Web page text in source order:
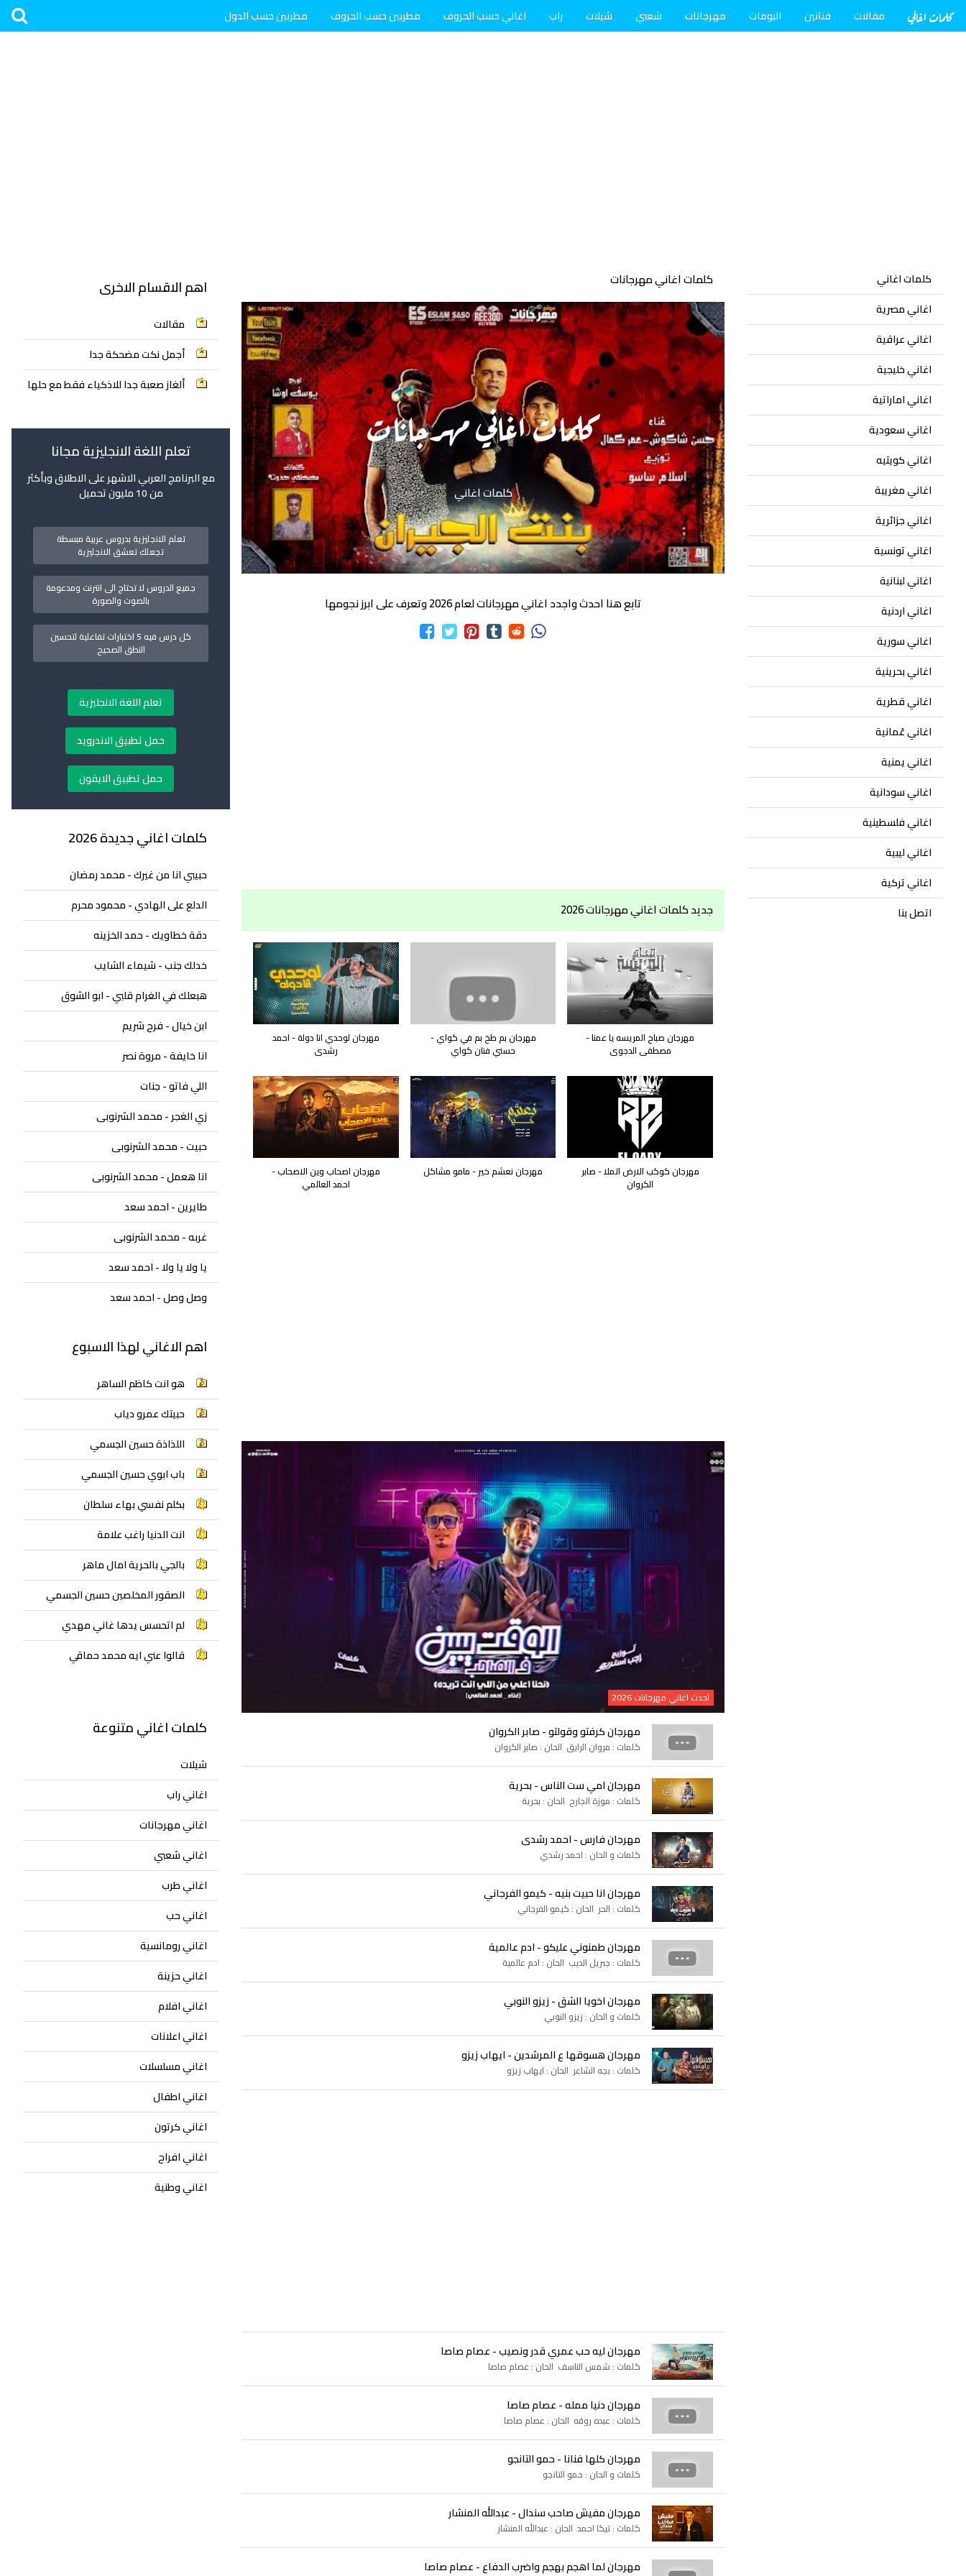
كلمات اغاني مقالات فنانين البومات مهرجانات شعبي شيلات راب اغاني حسب الحروف مطربين حسب الحروف مطربين حسب الدول
كلمات اغاني
اغاني مصرية
اغاني عراقية
اغاني خليجية
اغاني اماراتية
اغاني سعودية
اغاني كويتيه
اغاني مغريبة
اغاني جزائرية
اغاني تونسية
اغاني لبنانية
اغاني اردنية
اغاني سورية
اغاني بحرينية
اغاني قطرية
اغاني عُمانية
اغاني يمنية
اغاني سودانية
اغاني فلسطينية
اغاني ليبية
اغاني تركية
اتصل بنا
كلمات اغاني مهرجانات
كلمات اغاني مهرجانات
كلمات اغاني
تابع هنا احدث واجدد اغاني مهرجانات لعام 2026 وتعرف على ابرز نجومها
جديد كلمات اغاني مهرجانات 2026
مهرجان صباح المريسه يا عمنا -
مصطفى الدجوى
مهرجان بم طخ بم في كواي -
حسني فنان كواي
مهرجان لوحدي انا دولة - احمد
رشدى
مهرجان كوكب الارض اتملا - صابر
الكروان
مهرجان نعشم خير - مامو مشاكل مهرجان اصحاب وين الاصحاب -
احمد العالمي
احدث اغاني مهرجانات 2026
مهرجان كرفتو وقولتو - صابر الكروان
كلمات : مروان الرايق الحان : صابر الكروان
مهرجان امي ست الناس - بحرية
كلمات : موزة الجارح الحان : بحرية
مهرجان فارس - احمد رشدى
كلمات و الحان : احمد رشدي
مهرجان انا حبيت بنيه - كيمو الفرجاني
كلمات : الحر الحان : كيمو الفرجاني
مهرجان طمنوني عليكو - ادم عالمية
كلمات : جبريل الديب الحان : ادم عالمية
مهرجان اخويا الشق - زيزو النوبي
كلمات و الحان : زيزو النوبي
مهرجان هسوقها ع المرشدين - ايهاب زيزو
كلمات : بجه الشاعر الحان : ايهاب زيزو
مهرجان ليه حب عمري قدر ونصيب - عصام صاصا
كلمات : شمس الناسف الحان : عصام صاصا
مهرجان دنيا ممله - عصام صاصا
كلمات : عبده روقه الحان : عصام صاصا
مهرجان كلها فنانا - حمو التانجو
كلمات و الحان : حمو التانجو
مهرجان مفيش صاحب سندال - عبدالله المنشار
كلمات : تيكا احمد الحان : عبدالله المنشار
مهرجان لما اهجم بهجم واضرب الدفاع - عصام صاصا
اهم الاقسام الاخرى
مقالات
أجمل نكت مضحكة جدا
ألغاز صعبة جدا للاذكياء فقط مع حلها
تعلم اللغة الانجليزية مجانا
مع البرنامج العربي الاشهر على الاطلاق وبأكثر
من 10 مليون تحميل
تعلم الانجليزية بدروس عربية مبسطة
تجعلك تعشق الانجليزية
جميع الدروس لا تحتاج الى انترنت ومدعومة
بالصوت والصورة
كل درس فيه 5 اختبارات تفاعلية لتحسين
النطق الصحيح
تعلم اللغة الانجليزية
حمل تطبيق الاندرويد
حمل تطبيق الايفون
كلمات اغاني جديدة 2026
حبيبي انا من غيرك - محمد رمضان
الدلع على الهادي - محمود محرم
دقة خطاويك - حمد الخزينه
خدلك جنب - شيماء الشايب
هبعلك في الغرام قلبي - ابو الشوق
ابن خيال - فرح شريم
انا خايفة - مروة نصر
اللي فاتو - جنات
زي الغجر - محمد الشرنوبى
حبيت - محمد الشرنوبى
انا هعمل - محمد الشرنوبى
طايرين - احمد سعد
غربه - محمد الشرنوبى
يا ولا يا ولا - احمد سعد
وصل وصل - احمد سعد
اهم الاغاني لهذا الاسبوع
هو انت كاظم الساهر
حبيتك عمرو دياب
اللذاذة حسين الجسمي
باب ابوي حسين الجسمي
بكلم نفسي بهاء سلطان
انت الدنيا راغب علامة
بالجي بالحرية امال ماهر
الصقور المخلصين حسين الجسمي
لم اتحسس يدها غاني مهدي
قالوا عني ايه محمد حماقي
كلمات اغاني متنوعة
شيلات
اغاني راب
اغاني مهرجانات
اغاني شعبي
اغاني طرب
اغاني حب
اغاني رومانسية
اغاني حزينة
اغاني افلام
اغاني اعلانات
اغاني مسلسلات
اغاني اطفال
اغاني كرتون
اغاني افراح
اغاني وطنية